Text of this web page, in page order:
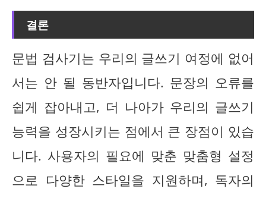
결론
문법 검사기는 우리의 글쓰기 여정에 없어
서는 안 될 동반자입니다. 문장의 오류를
쉽게 잡아내고, 더 나아가 우리의 글쓰기
능력을 성장시키는 점에서 큰 장점이 있습
니다. 사용자의 필요에 맞춘 맞춤형 설정
으로 다양한 스타일을 지원하며, 독자의